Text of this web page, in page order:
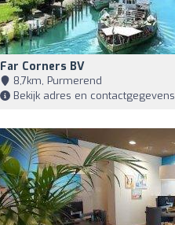
Far Corners BV
8,7km, Purmerend
Bekijk adres en contactgegevens